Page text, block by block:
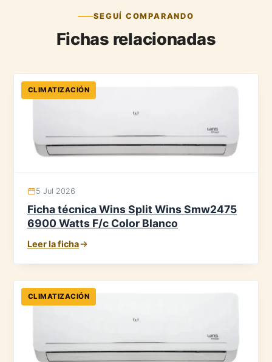
SEGUÍ COMPARANDO
Fichas relacionadas
CLIMATIZACIÓN
5 Jul 2026
Ficha técnica Wins Split Wins Smw2475
6900 Watts F/c Color Blanco
Leer la ficha
CLIMATIZACIÓN